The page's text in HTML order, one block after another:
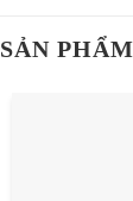
SẢN